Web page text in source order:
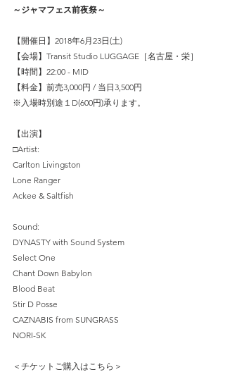
～ジャマフェス前夜祭～
【開催日】2018年6月23日(土)
【会場】Transit Studio LUGGAGE［名古屋・栄］
【時間】22:00 - MID
【料金】前売3,000円 / 当日3,500円
※入場時別途１D(600円)承ります。
【出演】
□Artist:
Carlton Livingston
Lone Ranger
Ackee & Saltfish
Sound:
DYNASTY with Sound System
Select One
Chant Down Babylon
Blood Beat
Stir D Posse
CAZNABIS from SUNGRASS
NORI-SK
＜チケットご購入はこちら＞